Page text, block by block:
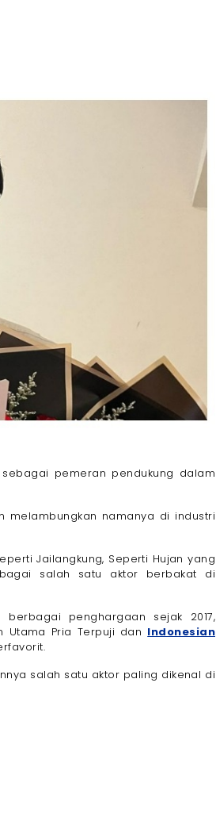
pemeran pendukung dalam
melambungkan namanya di industri
Jailangkung, Seperti Hujan yang
salah satu aktor berbakat di
penghargaan sejak 2017,
Utama Pria Terpuji dan Indonesian
salah satu aktor paling dikenal di